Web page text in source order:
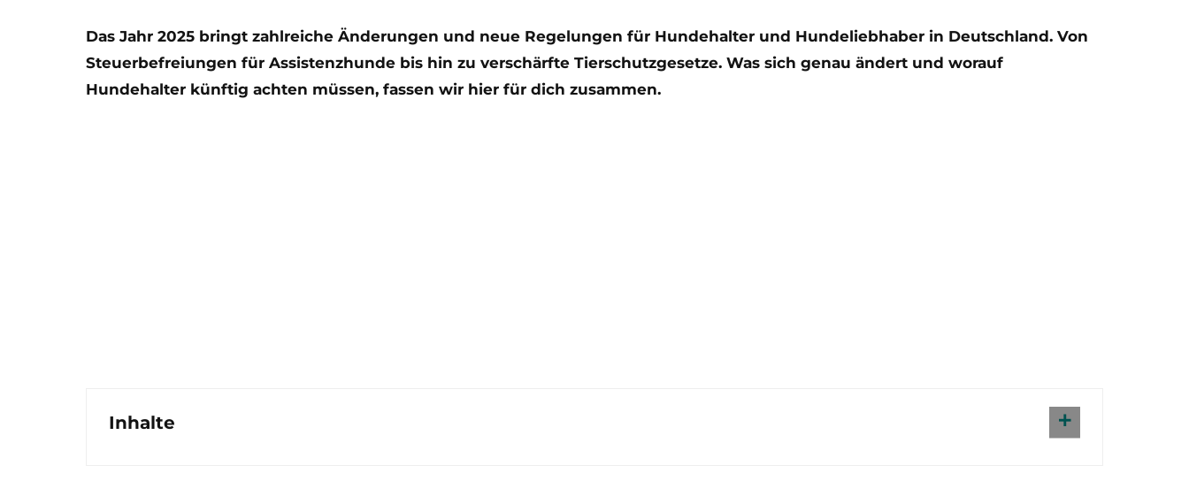
Das Jahr 2025 bringt zahlreiche Änderungen und neue Regelungen für Hundehalter und Hundeliebhaber in Deutschland. Von
Steuerbefreiungen für Assistenzhunde bis hin zu verschärfte Tierschutzgesetze. Was sich genau ändert und worauf
Hundehalter künftig achten müssen, fassen wir hier für dich zusammen.
Inhalte